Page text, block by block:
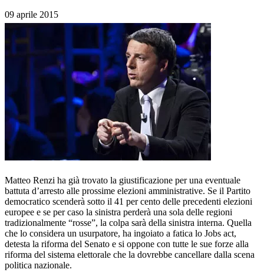
09 aprile 2015
Matteo Renzi ha già trovato la giustificazione per una eventuale
battuta d’arresto alle prossime elezioni amministrative. Se il Partito
democratico scenderà sotto il 41 per cento delle precedenti elezioni
europee e se per caso la sinistra perderà una sola delle regioni
tradizionalmente “rosse”, la colpa sarà della sinistra interna. Quella
che lo considera un usurpatore, ha ingoiato a fatica lo Jobs act,
detesta la riforma del Senato e si oppone con tutte le sue forze alla
riforma del sistema elettorale che la dovrebbe cancellare dalla scena
politica nazionale.